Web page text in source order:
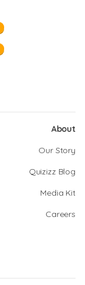
About
Our Story
Quizizz Blog
Media Kit
Careers